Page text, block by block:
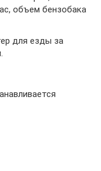
объем бензобака
для езды за